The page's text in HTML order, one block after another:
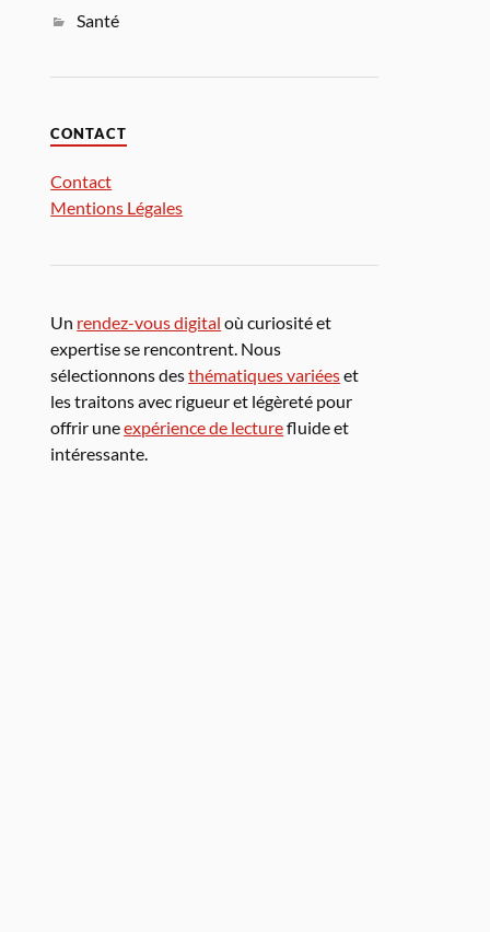
Santé
CONTACT
Contact
Mentions Légales
Un rendez-vous digital où curiosité et
expertise se rencontrent. Nous
sélectionnons desthématiques variéeset
les traitons avec rigueur et légèreté pour
offrir uneexpérience de lecturefluide et
intéressante.